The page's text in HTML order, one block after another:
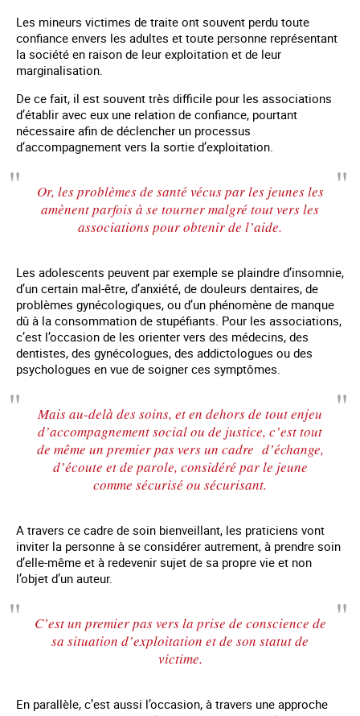
Les mineurs victimes de traite ont souvent perdu toute
confiance envers les adultes et toute personne représentant
la société en raison de leur exploitation et de leur
marginalisation.
De ce fait, il est souvent très difficile pour les associations
d’établir avec eux une relation de confiance, pourtant
nécessaire afin de déclencher un processus
d’accompagnement vers la sortie d’exploitation.
Or, les problèmes de santé vécus par les jeunes les
amènent parfois à se tourner malgré tout vers les
associations pour obtenir de l’aide.
Les adolescents peuvent par exemple se plaindre d’insomnie,
d’un certain mal-être, d’anxiété, de douleurs dentaires, de
problèmes gynécologiques, ou d’un phénomène de manque
dû à la consommation de stupéfiants. Pour les associations,
c’est l’occasion de les orienter vers des médecins, des
dentistes, des gynécologues, des addictologues ou des
psychologues en vue de soigner ces symptômes.
Mais au-delà des soins, et en dehors de tout enjeu
d’accompagnement social ou de justice, c’est tout
de même un premier pas vers un cadre d’échange,
d’écoute et de parole, considéré par le jeune
comme sécurisé ou sécurisant.
A travers ce cadre de soin bienveillant, les praticiens vont
inviter la personne à se considérer autrement, à prendre soin
d’elle-même et à redevenir sujet de sa propre vie et non
l’objet d’un auteur.
C’est un premier pas vers la prise de conscience de
sa situation d’exploitation et de son statut de
victime.
En parallèle, c’est aussi l’occasion, à travers une approche